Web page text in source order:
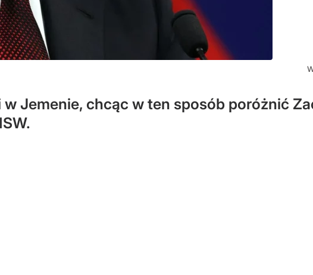
Jemenie, chcąc w ten sposób poróżnić